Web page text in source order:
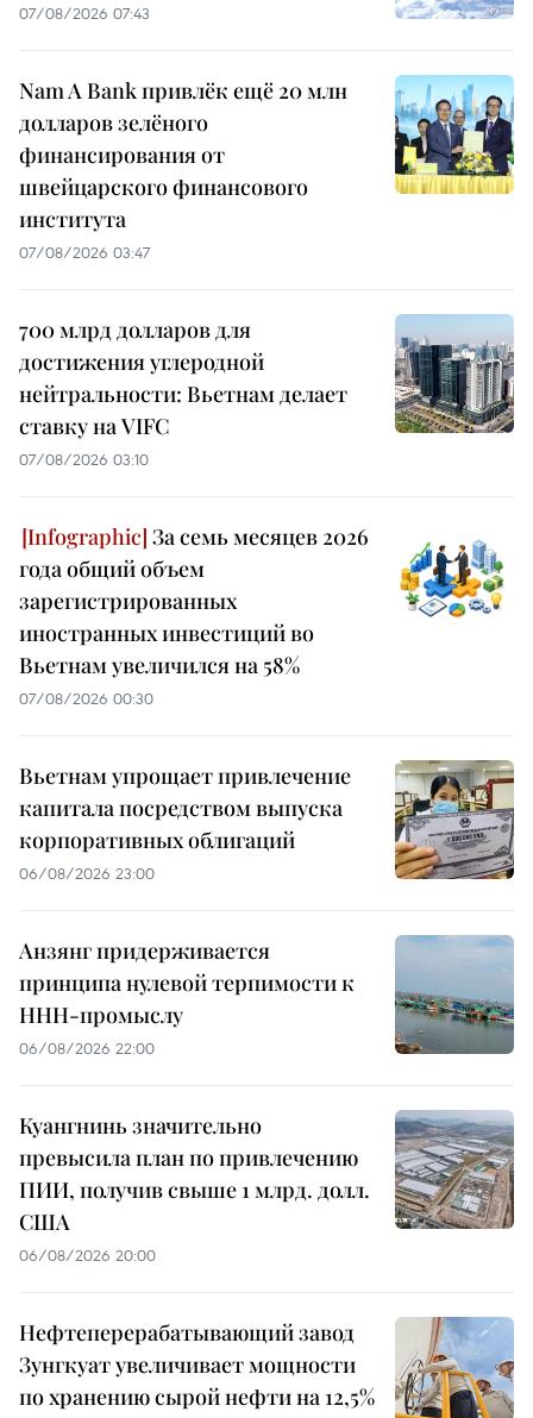
07/08/2026 07:43
Nam A Bank привлёк ещё 20 млн
долларов зелёного
финансирования от
швейцарского финансового
института
07/08/2026 03:47
700 млрд долларов для
достижения углеродной
нейтральности: Вьетнам делает
ставку на VIFC
07/08/2026 03:10
За семь месяцев 2026
года общий объем
зарегистрированных
иностранных инвестиций во
Вьетнам увеличился на 58%
07/08/2026 00:30
Вьетнам упрощает привлечение
капитала посредством выпуска
корпоративных облигаций
06/08/2026 23:00
Анзянг придерживается
принципа нулевой терпимости к
ННН-промыслу
06/08/2026 22:00
Куангнинь значительно
превысила план по привлечению
ПИИ, получив свыше 1 млрд. долл.
США
06/08/2026 20:00
Нефтеперерабатывающий завод
Зунгкуат увеличивает мощности
по хранению сырой нефти на 12,5%